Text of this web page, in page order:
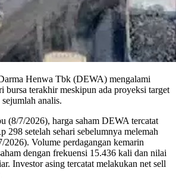
Henwa Tbk (DEWA) mengalami
bursa terakhir meskipun ada proyeksi target
analis.
(8/7/2026), harga saham DEWA tercatat
298 setelah sehari sebelumnya melemah
2026). Volume perdagangan kemarin
dengan frekuensi 15.436 kali dan nilai
Investor asing tercatat melakukan net sell